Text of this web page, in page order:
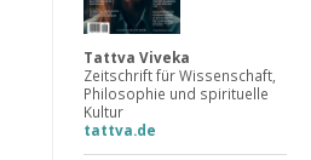
Tattva Viveka
Zeitschrift für Wissenschaft,
Philosophie und spirituelle
Kultur
tattva.de